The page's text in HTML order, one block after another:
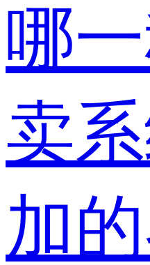
哪
卖
加